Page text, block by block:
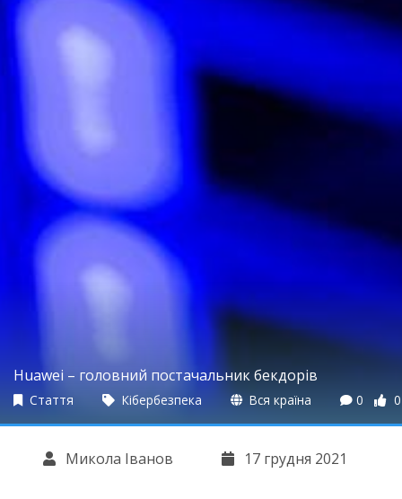
Huawei – головний постачальник бекдорів
Стаття Кібербезпека Вся країна 0 0
Микола Іванов 17 грудня 2021